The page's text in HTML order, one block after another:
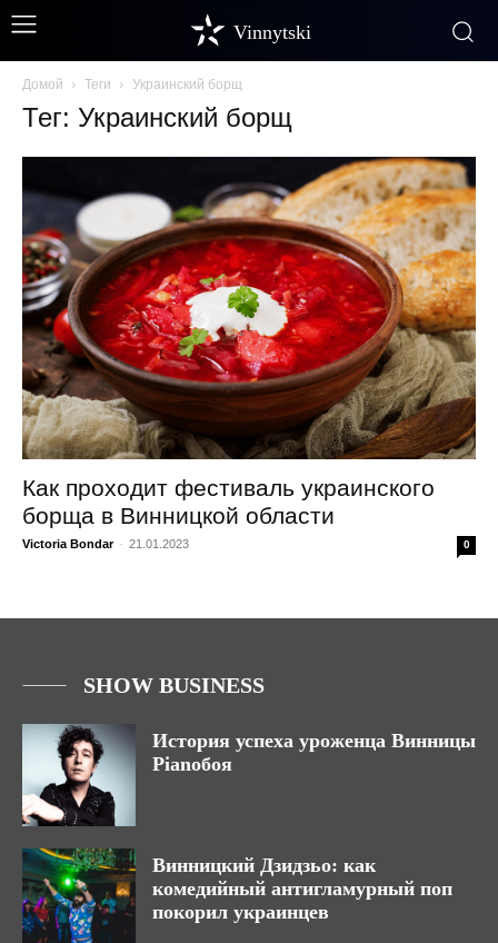
Vinnytski
Домой Теги Украинский борщ
Тег: Украинский борщ
Как проходит фестиваль украинского
борща в Винницкой области
Victoria Bondar - 21.01.2023 0
SHOW BUSINESS
История успеха уроженца Винницы
Pianoбоя
Винницкий Дзидзьо: как
комедийный антигламурный поп
покорил украинцев